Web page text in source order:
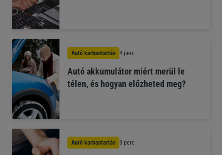
Autó karbantartás 4 perc
Autó akkumulátor miért merül le
télen, és hogyan előzheted meg?
Autó karbantartás 3 perc